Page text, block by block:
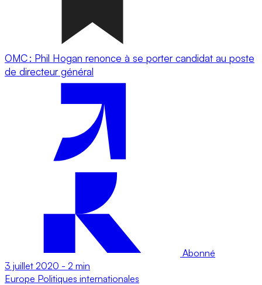
OMC : Phil Hogan renonce à se porter candidat au poste
de directeur général
Abonné
3 juillet 2020 - 2 min
Europe Politiques internationales